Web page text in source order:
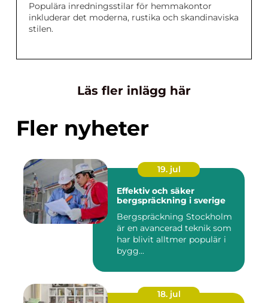
Populära inredningsstilar för hemmakontor
inkluderar det moderna, rustika och skandinaviska
stilen.
Läs fler inlägg här
Fler nyheter
19. jul
Effektiv och säker
bergspräckning i sverige
Bergspräckning Stockholm
är en avancerad teknik som
har blivit alltmer populär i
bygg...
18. jul